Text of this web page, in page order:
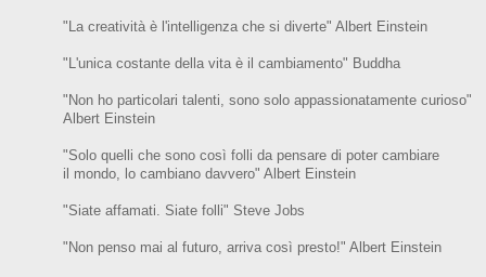
"La creatività è l'intelligenza che si diverte" Albert Einstein
"L'unica costante della vita è il cambiamento" Buddha
"Non ho particolari talenti, sono solo appassionatamente curioso"
Albert Einstein
"Solo quelli che sono così folli da pensare di poter cambiare
il mondo, lo cambiano davvero" Albert Einstein
"Siate affamati. Siate folli" Steve Jobs
"Non penso mai al futuro, arriva così presto!" Albert Einstein